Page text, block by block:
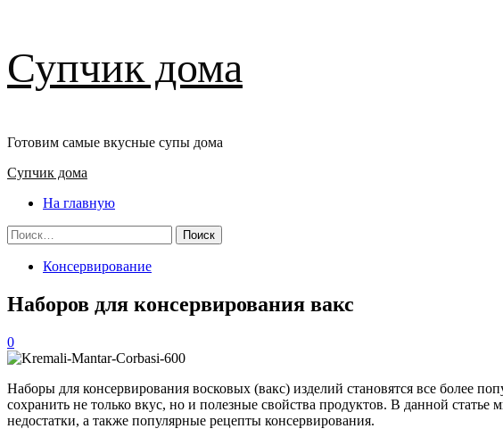
к
содержимому
Супчик дома
Готовим самые вкусные супы дома
Основное
Супчик дома
На главную
Найти:
Консервирование
Наборов для консервирования вакс
0
Наборы для консервирования восковых (вакс) изделий становятся все более
сохранить не только вкус, но и полезные свойства продуктов. В данной
недостатки, а также популярные рецепты консервирования.